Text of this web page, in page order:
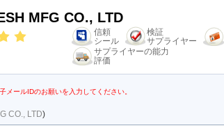
MFG CO., LTD
信頼
シール
検証
サプライヤー
サプライヤーの能力
評価
メールIDのお願いを入力してください。
CO., LTD)